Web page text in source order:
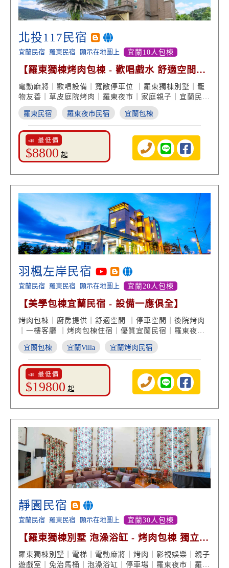
北投117民宿
宜蘭民宿 羅東民宿 顯示在地圖上 宜蘭10人包棟
【羅東獨棟烤肉包棟 - 歡唱戲水 舒適空間享
受】
電動麻將｜歡唱設備｜寬敞停車位 ｜羅東獨棟別墅｜寵
物友善｜草皮庭院烤肉｜羅東夜市｜家庭親子｜宜蘭民宿
度假
羅東民宿 羅東夜市民宿 宜蘭包棟
📣 最低價
$8800 起
羽楓左岸民宿
宜蘭民宿 羅東民宿 顯示在地圖上 宜蘭20人包棟
【美學包棟宜蘭民宿 - 設備一應俱全】
烤肉包棟｜廚房提供｜舒適空間 ｜停車空間｜後院烤肉
｜一樓客廳 ｜烤肉包棟住宿｜優質宜蘭民宿｜羅東夜市
｜宜蘭民宿推薦
宜蘭包棟 宜蘭Villa 宜蘭烤肉民宿
📣 最低價
$19800 起
靜園民宿
宜蘭民宿 羅東民宿 顯示在地圖上 宜蘭30人包棟
【羅東獨棟別墅 泡澡浴缸 - 烤肉包棟 獨立停
車場】
羅東獨棟別墅｜電梯｜電動麻將｜烤肉｜影視娛樂｜親子
遊戲室｜免治馬桶｜泡澡浴缸｜停車場｜羅東夜市｜羅東